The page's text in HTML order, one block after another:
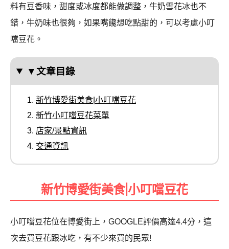
料有豆香味，甜度或冰度都能做調整，牛奶雪花冰也不
錯，牛奶味也很夠，如果嘴饞想吃點甜的，可以考慮小叮
噹豆花。
▼文章目錄
新竹博愛街美食|小叮噹豆花
新竹小叮噹豆花菜單
店家/景點資訊
交通資訊
新竹博愛街美食|小叮噹豆花
小叮噹豆花位在博愛街上，GOOGLE評價高達4.4分，這
次去買豆花跟冰吃，有不少來買的民眾!